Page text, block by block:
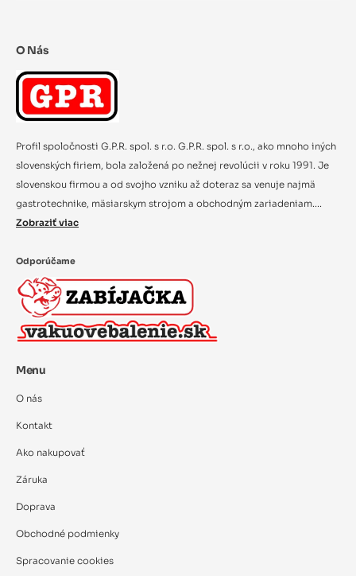
O Nás
Profil spoločnosti G.P.R. spol. s r.o. G.P.R. spol. s r.o., ako mnoho iných
slovenských firiem, bola založená po nežnej revolúcii v roku 1991. Je
slovenskou firmou a od svojho vzniku až doteraz sa venuje najmä
gastrotechnike, mäsiarskym strojom a obchodným zariadeniam....
Zobraziť viac
Odporúčame
Menu
O nás
Kontakt
Ako nakupovať
Záruka
Doprava
Obchodné podmienky
Spracovanie cookies